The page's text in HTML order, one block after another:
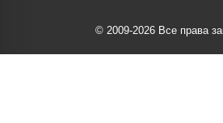
© 2009-2026 Все права